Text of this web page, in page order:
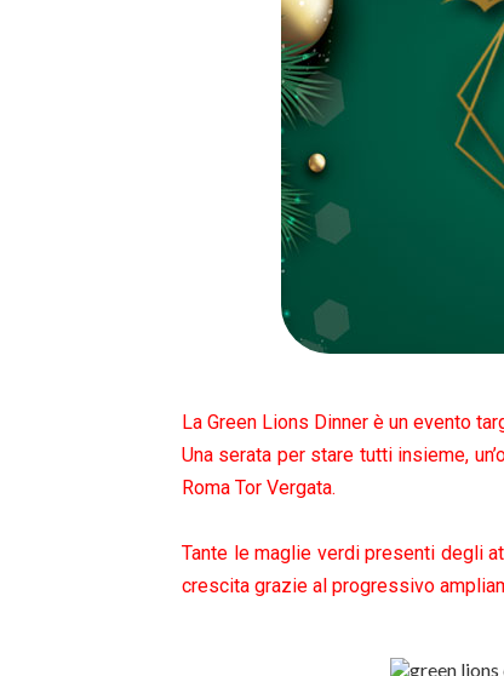
La Green Lions Dinner è un evento
Una serata per stare tutti insieme,
Roma Tor Vergata.
Tante le maglie verdi presenti degli
crescita grazie al progressivo